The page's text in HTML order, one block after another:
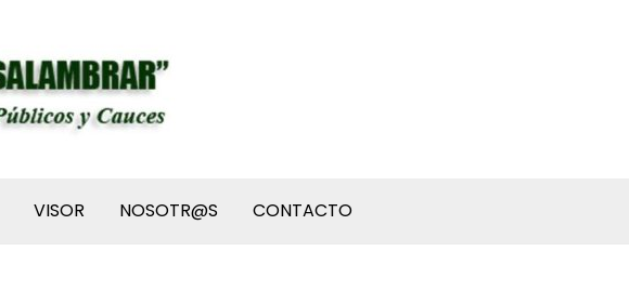
VISOR NOSOTR@S CONTACTO